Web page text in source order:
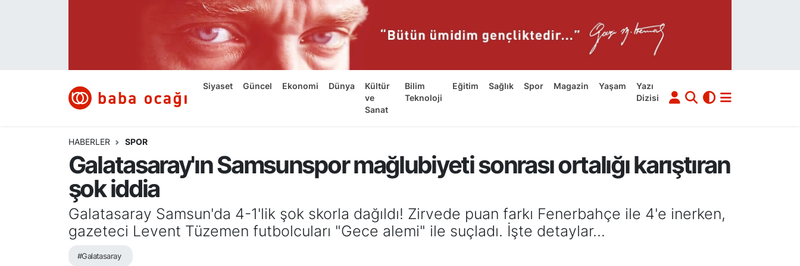
Siyaset Güncel Ekonomi Dünya
Kültür
ve
Sanat
Bilim
Teknoloji
Eğitim Sağlık Spor Magazin Yaşam
Yazı
Dizisi
HABERLER SPOR
Galatasaray'ın Samsunspor mağlubiyeti sonrası ortalığı karıştıran
şok iddia
Galatasaray Samsun'da 4-1'lik şok skorla dağıldı! Zirvede puan farkı Fenerbahçe ile 4'e inerken,
gazeteci Levent Tüzemen futbolcuları "Gece alemi" ile suçladı. İşte detaylar...
#Galatasaray
Ekonomi
Kültür ve Sanat
Bilim ve Teknoloji
Yazı Dizisi
Namaz Vakitleri
Trafik Durumu
Süper Lig Puan Durumu ve Fikstür
Tüm Manşetler
Son Dakika Haberleri
Haber Arşivi